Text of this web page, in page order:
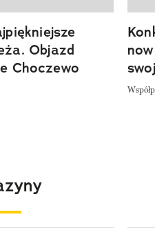
Objazd
Choczewo